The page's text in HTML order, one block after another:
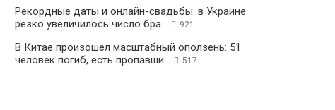
Рекордные даты и онлайн-свадьбы: в Украине
резко увеличилось число бра...
921
В Китае произошел масштабный оползень: 51
человек погиб, есть пропавши...
517